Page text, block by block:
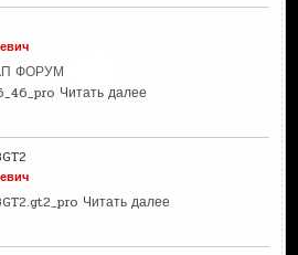
ФОРУМ
Читать далее
Читать далее